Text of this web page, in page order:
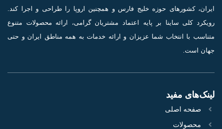
ایران، کشورهای حوزه خلیج فارس و همچنین اروپا را طراحی و اجرا کند.
رویکرد کلی ساینا بر پایه اعتماد مشتریان گرامی، ارائه محصولات متنوع
متناسب با انتخاب شما عزیزان و ارائه خدمات به همه مناطق ایران و حتی
جهان است.
لینک‌های مفید
صفحه اصلی
محصولات